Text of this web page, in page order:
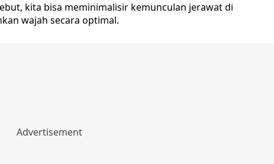
kita bisa meminimalisir kemunculan jerawat di
wajah secara optimal.